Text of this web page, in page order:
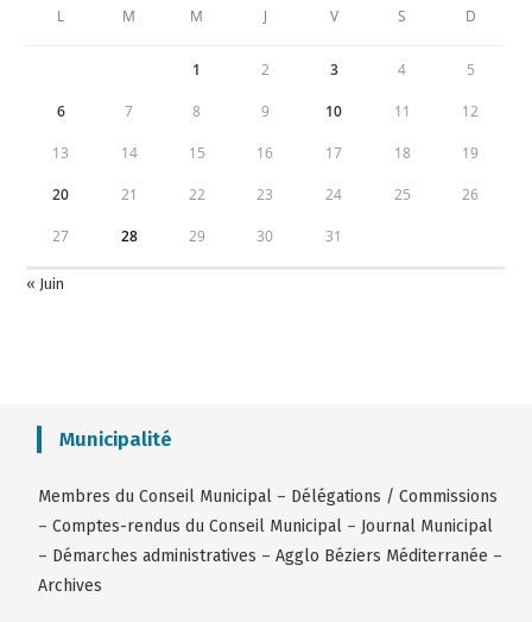
L M M J V S D
1 2 3 4 5
6 7 8 9 10 11 12
13 14 15 16 17 18 19
20 21 22 23 24 25 26
27 28 29 30 31
« Juin
Municipalité
Membres du Conseil Municipal – Délégations / Commissions
–Comptes-rendus du Conseil Municipal – Journal Municipal
– Démarches administratives –Agglo Béziers Méditerranée –
Archives